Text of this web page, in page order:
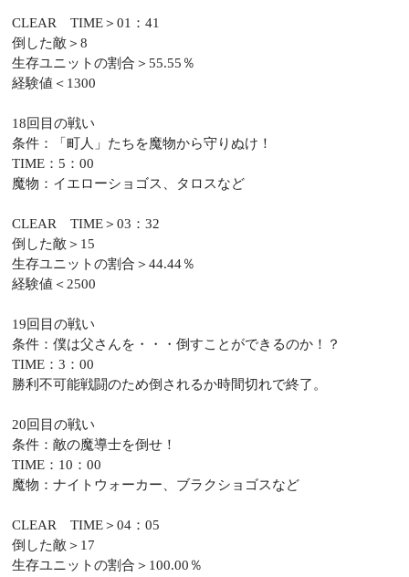
CLEAR TIME＞01：41
倒した敵＞8
生存ユニットの割合＞55.55％
経験値＜1300
18回目の戦い
条件：「町人」たちを魔物から守りぬけ！
TIME：5：00
魔物：イエローショゴス、タロスなど
CLEAR TIME＞03：32
倒した敵＞15
生存ユニットの割合＞44.44％
経験値＜2500
19回目の戦い
条件：僕は父さんを・・・倒すことができるのか！？
TIME：3：00
勝利不可能戦闘のため倒されるか時間切れで終了。
20回目の戦い
条件：敵の魔導士を倒せ！
TIME：10：00
魔物：ナイトウォーカー、ブラクショゴスなど
CLEAR TIME＞04：05
倒した敵＞17
生存ユニットの割合＞100.00％